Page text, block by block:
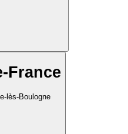
France
lès-Boulogne